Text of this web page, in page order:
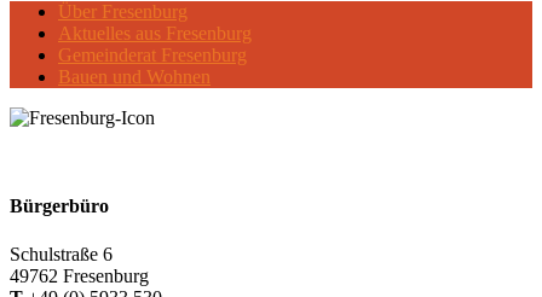
Über Fresenburg
Aktuelles aus Fresenburg
Gemeinderat Fresenburg
Bauen und Wohnen
Bürgerbüro
Schulstraße 6
49762 Fresenburg